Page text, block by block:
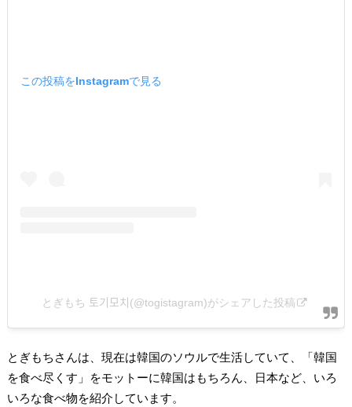
この投稿をInstagramで見る
とぎもち 토기모치(@togistagram)がシェアした投稿
とぎもちさんは、現在は韓国のソウルで生活していて、「韓国
を食べ尽くす」をモットーに韓国はもちろん、日本など、いろ
いろな食べ物を紹介しています。